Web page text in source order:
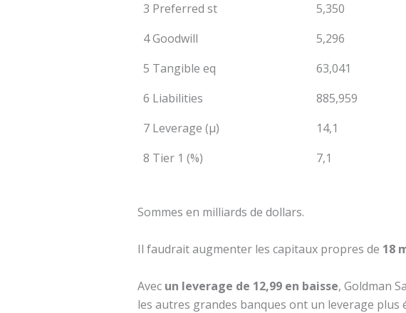
3 Preferred st
5,350
4 Goodwill
5,296
5 Tangible eq
63,041
6 Liabilities
885,959
7 Leverage (µ)
14,1
8 Tier 1 (%)
7,1
Sommes en milliards de dollars.
Il faudrait augmenter les capitaux propres de 18
Avec un leverage de 12,99 en baisse, Goldman
les autres grandes banques ont un leverage plus